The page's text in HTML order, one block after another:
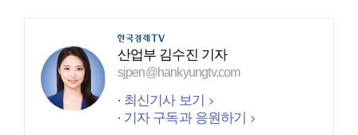
산업부 김수진 기자
sjpen@hankyungtv.com
최신기사 보기
기자 구독과 응원하기